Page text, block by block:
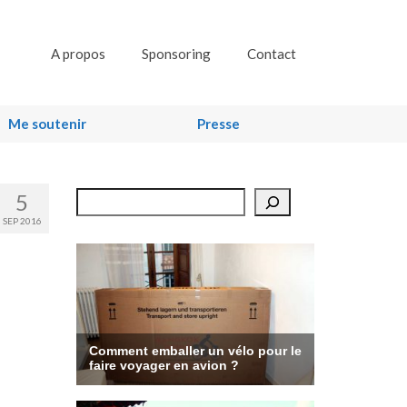
A propos Sponsoring Contact
Me soutenir Presse
5
SEP 2016